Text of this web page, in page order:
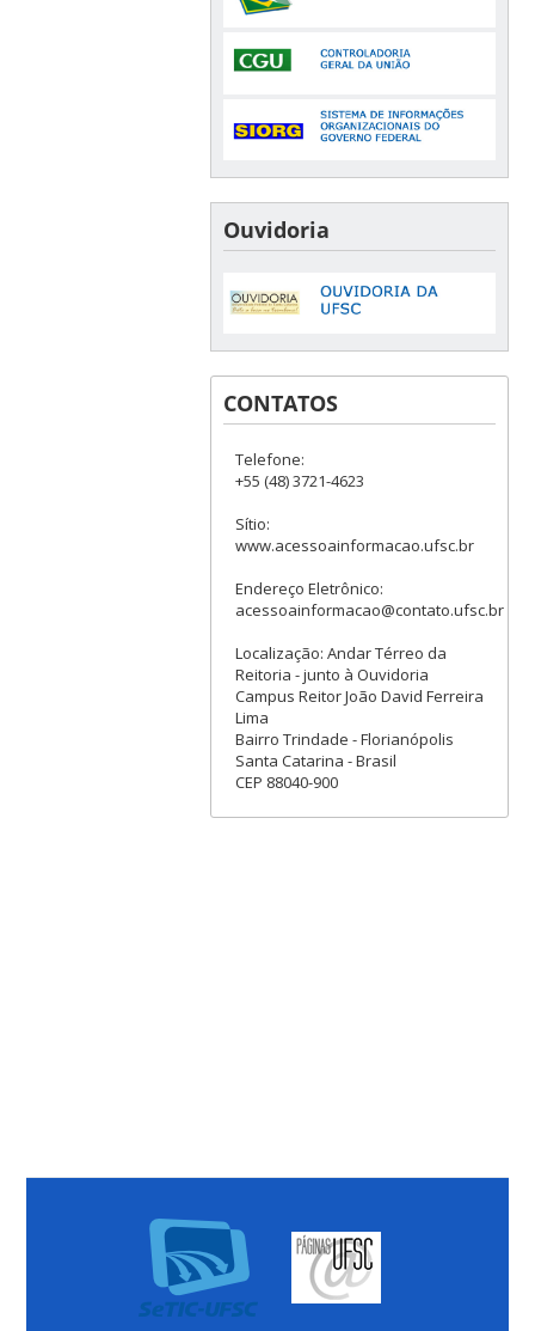
Ouvidoria
CONTATOS
Telefone:
+55 (48) 3721-4623
Sítio:
www.acessoainformacao.ufsc.br
Endereço Eletrônico:
acessoainformacao@contato.ufsc.br
Localização: Andar Térreo da
Reitoria - junto à Ouvidoria
Campus Reitor João David Ferreira
Lima
Bairro Trindade - Florianópolis
Santa Catarina - Brasil
CEP 88040-900